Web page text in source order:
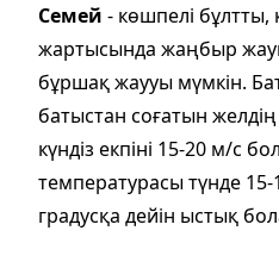
Семей - көшпелі бұлтты,
жартысында жаңбыр
бұршақ жаууы мүмкін.
батыстан соғатын
күндіз екпіні 15-20 м/с
температурасы түнде
градусқа дейін ыстық